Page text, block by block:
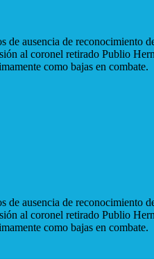
de ausencia de
al coronel retirado Publio
como bajas en combate.
de ausencia de
al coronel retirado Publio
como bajas en combate.